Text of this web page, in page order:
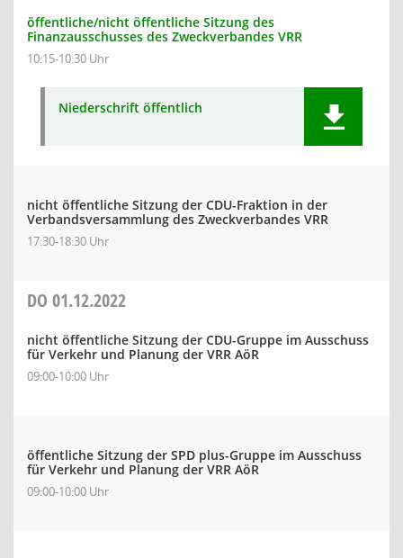
öffentliche/nicht öffentliche Sitzung des
Finanzausschusses des Zweckverbandes VRR
10:15-10:30 Uhr
Niederschrift öffentlich
nicht öffentliche Sitzung der CDU-Fraktion in der
Verbandsversammlung des Zweckverbandes VRR
17:30-18:30 Uhr
DO 01.12.2022
nicht öffentliche Sitzung der CDU-Gruppe im Ausschuss
für Verkehr und Planung der VRR AöR
09:00-10:00 Uhr
öffentliche Sitzung der SPD plus-Gruppe im Ausschuss
für Verkehr und Planung der VRR AöR
09:00-10:00 Uhr